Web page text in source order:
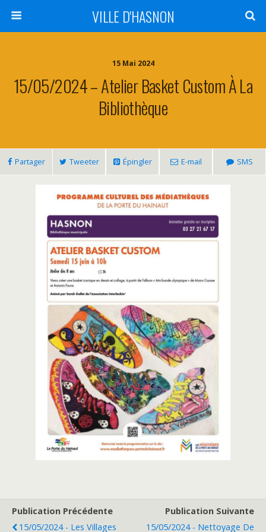
VILLE D'HASNON
15 Mai 2024
15/05/2024 – Atelier Basket Custom À La
Bibliothèque
Partager Tweeter Épingler E-mail SMS
Publication Précédente
15/05/2024 - Les Villages
Publication Suivante
15/05/2024 - Nettoyage De